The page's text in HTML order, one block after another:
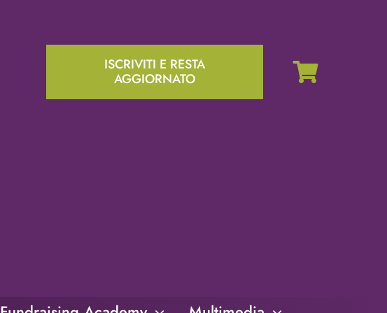
ISCRIVITI E RESTA
AGGIORNATO